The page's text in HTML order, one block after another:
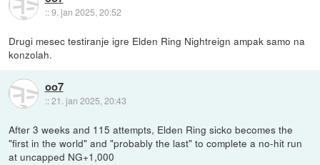
::9. jan 2025, 20:52
Drugi mesec testiranje igre Elden Ring Nightreign ampak samo na
konzolah.
oo7
::21. jan 2025, 20:43
After 3 weeks and 115 attempts, Elden Ring sicko becomes the
"first in the world" and "probably the last" to complete a no-hit run
at uncapped NG+1,000